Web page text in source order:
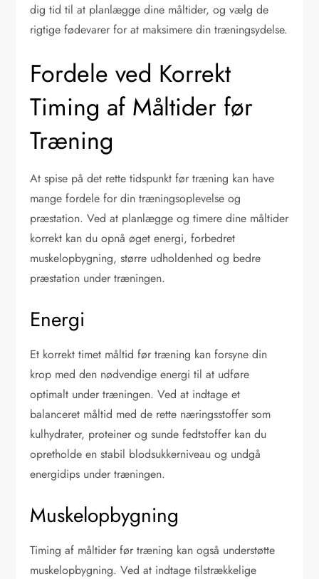
dig tid til at planlægge dine måltider, og vælg de
rigtige fødevarer for at maksimere din træningsydelse.
Fordele ved Korrekt
Timing af Måltider før
Træning
At spise på det rette tidspunkt før træning kan have
mange fordele for din træningsoplevelse og
præstation. Ved at planlægge og timere dine måltider
korrekt kan du opnå øget energi, forbedret
muskelopbygning, større udholdenhed og bedre
præstation under træningen.
Energi
Et korrekt timet måltid før træning kan forsyne din
krop med den nødvendige energi til at udføre
optimalt under træningen. Ved at indtage et
balanceret måltid med de rette næringsstoffer som
kulhydrater, proteiner og sunde fedtstoffer kan du
opretholde en stabil blodsukkerniveau og undgå
energidips under træningen.
Muskelopbygning
Timing af måltider før træning kan også understøtte
muskelopbygning. Ved at indtage tilstrækkelige